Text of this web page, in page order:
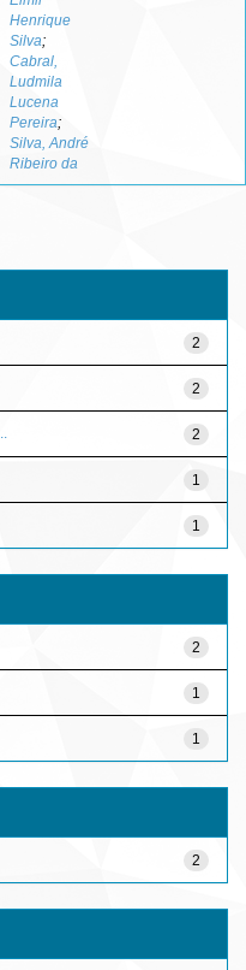
Henrique
Silva;
Cabral,
Ludmila
Lucena
Pereira;
Silva, André
Ribeiro da
2
2
2
1
1
2
1
1
2